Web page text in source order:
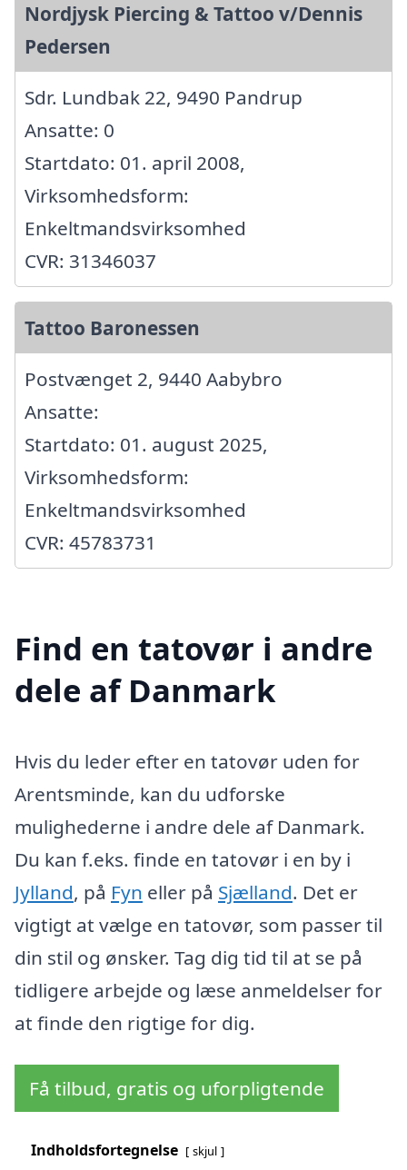
Nordjysk Piercing & Tattoo v/Dennis
Pedersen
Sdr. Lundbak 22, 9490 Pandrup
Ansatte: 0
Startdato: 01. april 2008,
Virksomhedsform:
Enkeltmandsvirksomhed
CVR: 31346037
Tattoo Baronessen
Postvænget 2, 9440 Aabybro
Ansatte:
Startdato: 01. august 2025,
Virksomhedsform:
Enkeltmandsvirksomhed
CVR: 45783731
Find en tatovør i andre
dele af Danmark
Hvis du leder efter en tatovør uden for
Arentsminde, kan du udforske
mulighederne i andre dele af Danmark.
Du kan f.eks. finde en tatovør i en by i
Jylland, på Fyn eller på Sjælland. Det er
vigtigt at vælge en tatovør, som passer til
din stil og ønsker. Tag dig tid til at se på
tidligere arbejde og læse anmeldelser for
at finde den rigtige for dig.
Få tilbud, gratis og uforpligtende
Indholdsfortegnelse skjul